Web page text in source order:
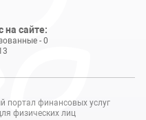
на сайте:
- 0
финансовых услуг
физических лиц